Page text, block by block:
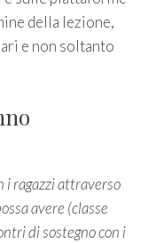
della lezione,
e non soltanto
i ragazzi attraverso
avere (classe
di sostegno con i